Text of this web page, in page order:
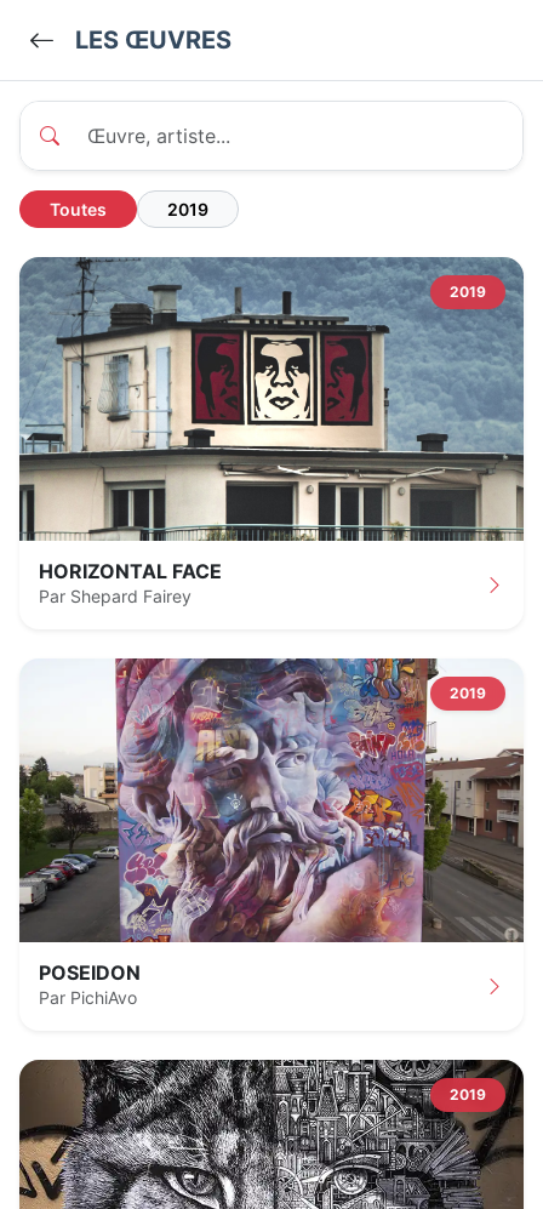
LES ŒUVRES
Toutes 2019
2019
HORIZONTAL FACE
Par Shepard Fairey
2019
POSEIDON
Par PichiAvo
2019